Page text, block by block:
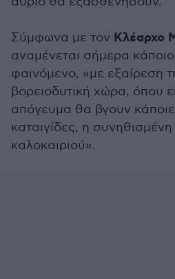
Σύμφωνα με τον Κλέαρχο
αναμένεται σήμερα
φαινόμενο, «με εξαίρεση
βορειοδυτική χώρα, όπου
απόγευμα θα βγουν
καταιγίδες, η
καλοκαιριού».